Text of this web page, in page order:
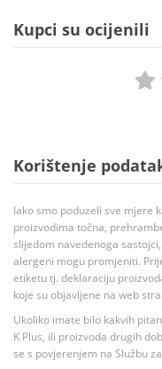
Kupci su ocijenili
Korištenje
Iako smo poduzeli sve mjere
proizvodima točna,
slijedom navedenoga
alergeni mogu promjeniti.
etiketu tj. deklaraciju
koje su objavljene na web
Ukoliko imate bilo kakvih
K Plus, ili proizvoda drugih
se s povjerenjem na Službu